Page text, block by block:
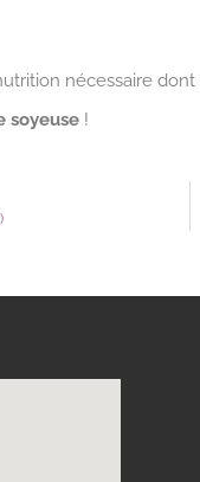
nécessaire dont
soyeuse !